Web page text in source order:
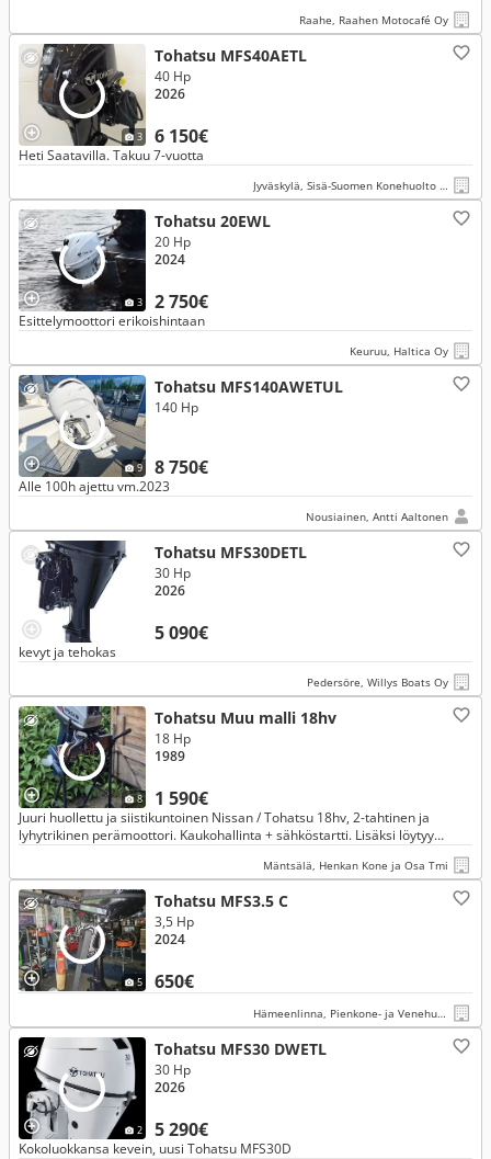
Raahe, Raahen Motocafé Oy
3
Tohatsu MFS40AETL
6 150€
40 Hp
2026
Heti Saatavilla. Takuu 7-vuotta
Jyväskylä, Sisä-Suomen Konehuolto Oy
3
Tohatsu 20EWL
2 750€
20 Hp
2024
Esittelymoottori erikoishintaan
Keuruu, Haltica Oy
9
Tohatsu MFS140AWETUL
8 750€
140 Hp
Alle 100h ajettu vm.2023
Nousiainen, Antti Aaltonen
Tohatsu MFS30DETL
5 090€
30 Hp
2026
kevyt ja tehokas
Pedersöre, Willys Boats Oy
8
Tohatsu Muu malli 18hv
1 590€
18 Hp
1989
Juuri huollettu ja siistikuntoinen Nissan / Tohatsu 18hv, 2-tahtinen ja
lyhytrikinen perämoottori. Kaukohallinta + sähköstartti. Lisäksi löytyy
Mäntsälä, Henkan Kone ja Osa Tmi
5
Tohatsu MFS3.5 C
650€
3,5 Hp
2024
Hämeenlinna, Pienkone- ja Venehuolto Oy
2
Tohatsu MFS30 DWETL
5 290€
30 Hp
2026
Kokoluokkansa kevein, uusi Tohatsu MFS30D